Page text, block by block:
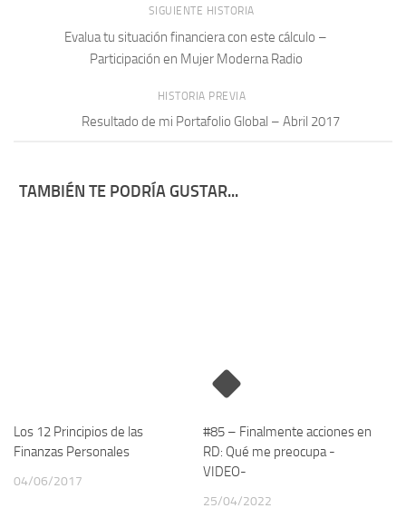
SIGUIENTE HISTORIA
Evalua tu situación financiera con este cálculo –
Participación en Mujer Moderna Radio
HISTORIA PREVIA
Resultado de mi Portafolio Global – Abril 2017
TAMBIÉN TE PODRÍA GUSTAR...
Los 12 Principios de las
Finanzas Personales
04/06/2017
#85 – Finalmente acciones en
RD: Qué me preocupa -
VIDEO-
25/04/2022